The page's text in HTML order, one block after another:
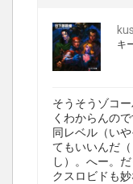
キ
そうそうゾコ
くわからんの
同レベル（い
てもいいんだ
し）。へー。
クスロビドも